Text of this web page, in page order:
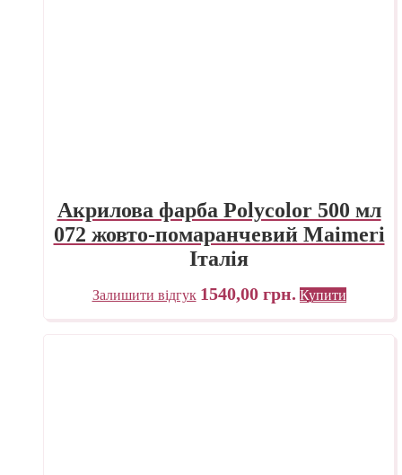
Акрилова фарба Polycolor 500 мл
072 жовто-помаранчевий Maimeri
Італія
Залишити відгук 1540,00 грн. Купити